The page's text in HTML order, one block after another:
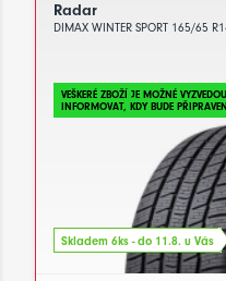
Radar
DIMAX WINTER SPORT 165/65
VEŠKERÉ ZBOŽÍ JE MOŽNÉ
INFORMOVAT, KDY BUDE
Skladem 6ks - do 11.8. u Vás